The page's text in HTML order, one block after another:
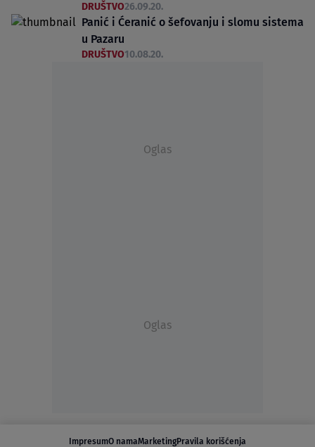
DRUŠTVO26.09.20.
Panić i Ćeranić o šefovanju i slomu sistema
u Pazaru
DRUŠTVO10.08.20.
Oglas
Oglas
ImpresumO namaMarketingPravila korišćenja